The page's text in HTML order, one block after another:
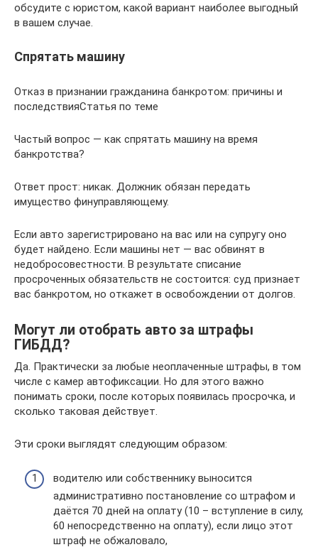
обсудите с юристом, какой вариант наиболее выгодный
в вашем случае.
Спрятать машину
Отказ в признании гражданина банкротом: причины и
последствияСтатья по теме
Частый вопрос — как спрятать машину на время
банкротства?
Ответ прост: никак. Должник обязан передать
имущество финуправляющему.
Если авто зарегистрировано на вас или на супругу оно
будет найдено. Если машины нет — вас обвинят в
недобросовестности. В результате списание
просроченных обязательств не состоится: суд признает
вас банкротом, но откажет в освобождении от долгов.
Могут ли отобрать авто за штрафы
ГИБДД?
Да. Практически за любые неоплаченные штрафы, в том
числе с камер автофиксации. Но для этого важно
понимать сроки, после которых появилась просрочка, и
сколько таковая действует.
Эти сроки выглядят следующим образом:
водителю или собственнику выносится
административно постановление со штрафом и
даётся 70 дней на оплату (10 – вступление в силу,
60 непосредственно на оплату), если лицо этот
штраф не обжаловало,